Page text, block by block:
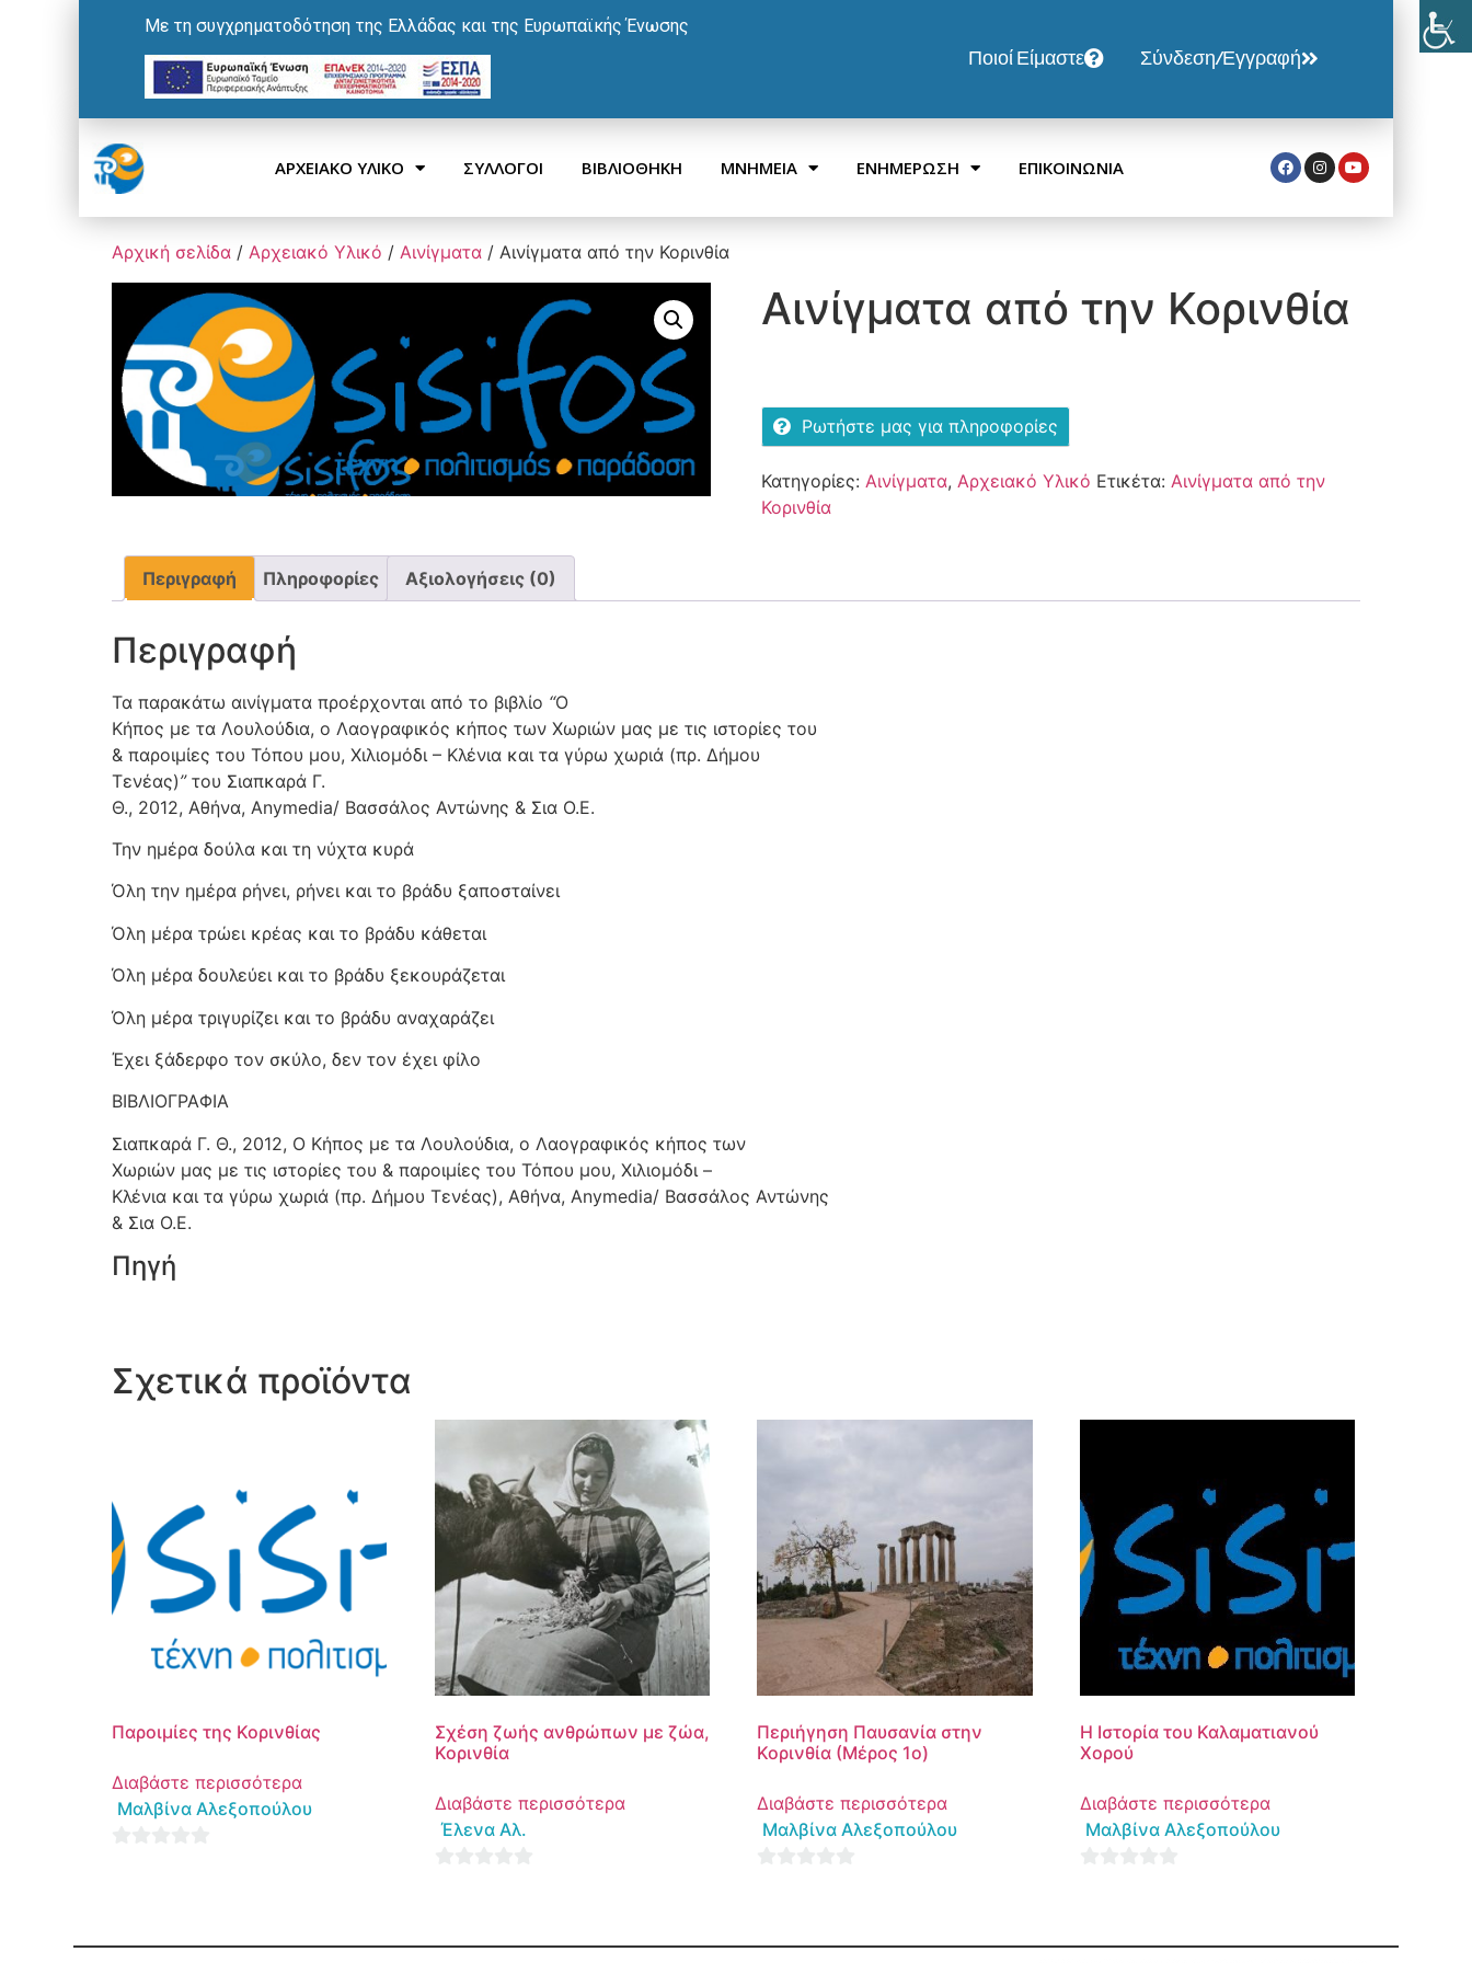
Με τη συγχρηματοδότηση της Ελλάδας και της Ευρωπαϊκής Ένωσης
Ποιοί Είμαστε Σύνδεση/Εγγραφή
ΑΡΧΕΙΑΚΟ ΥΛΙΚΟ ΣΥΛΛΟΓΟΙ ΒΙΒΛΙΟΘΗΚΗ ΜΝΗΜΕΙΑ ΕΝΗΜΕΡΩΣΗ ΕΠΙΚΟΙΝΩΝΙΑ
Αρχική σελίδα / Αρχειακό Υλικό / Αινίγματα / Αινίγματα από την Κορινθία
Αινίγματα από την Κορινθία
Ρωτήστε μας για πληροφορίες
Κατηγορίες: Αινίγματα, Αρχειακό Υλικό Ετικέτα: Αινίγματα από την
Κορινθία
Περιγραφή Πληροφορίες Αξιολογήσεις (0)
Περιγραφή
Τα παρακάτω αινίγματα προέρχονται από το βιβλίο “Ο
Κήπος με τα Λουλούδια, ο Λαογραφικός κήπος των Χωριών μας με τις ιστορίες του
& παροιμίες του Τόπου μου, Χιλιομόδι – Κλένια και τα γύρω χωριά (πρ. Δήμου
Τενέας)”του Σιαπκαρά Γ.
Θ., 2012, Αθήνα, Anymedia/ Βασσάλος Αντώνης & Σια Ο.Ε.
Την ημέρα δούλα και τη νύχτα κυρά
Όλη την ημέρα ρήνει, ρήνει και το βράδυ ξαποσταίνει
Όλη μέρα τρώει κρέας και το βράδυ κάθεται
Όλη μέρα δουλεύει και το βράδυ ξεκουράζεται
Όλη μέρα τριγυρίζει και το βράδυ αναχαράζει
Έχει ξάδερφο τον σκύλο, δεν τον έχει φίλο
ΒΙΒΛΙΟΓΡΑΦΙΑ
Σιαπκαρά Γ. Θ., 2012, Ο Κήπος με τα Λουλούδια, ο Λαογραφικός κήπος των
Χωριών μας με τις ιστορίες του & παροιμίες του Τόπου μου, Χιλιομόδι –
Κλένια και τα γύρω χωριά (πρ. Δήμου Τενέας), Αθήνα, Anymedia/ Βασσάλος Αντώνης
& Σια Ο.Ε.
Πηγή
Σχετικά προϊόντα
Παροιμίες της Κορινθίας
Διαβάστε περισσότερα
Μαλβίνα Αλεξοπούλου
5
Σχέση ζωής ανθρώπων με ζώα,
Κορινθία
Διαβάστε περισσότερα
Έλενα Αλ.
Περιήγηση Παυσανία στην
Κορινθία (Μέρος 1ο)
Διαβάστε περισσότερα
Μαλβίνα Αλεξοπούλου
Η Ιστορία του Καλαματιανού
Χορού
Διαβάστε περισσότερα
Μαλβίνα Αλεξοπούλου